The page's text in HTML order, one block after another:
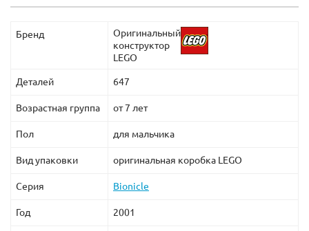
Бренд
Оригинальный
конструктор
LEGO
Деталей 647
Возрастная группа от 7 лет
Пол для мальчика
Вид упаковки оригинальная коробка LEGO
Серия Bionicle
Год 2001